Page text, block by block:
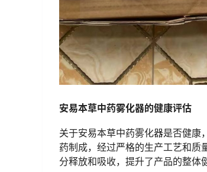
安易本草中药雾化器的健康评估
关于安易本草中药雾化器是否健康
药制成，经过严格的生产工艺和质
分释放和吸收，提升了产品的整体